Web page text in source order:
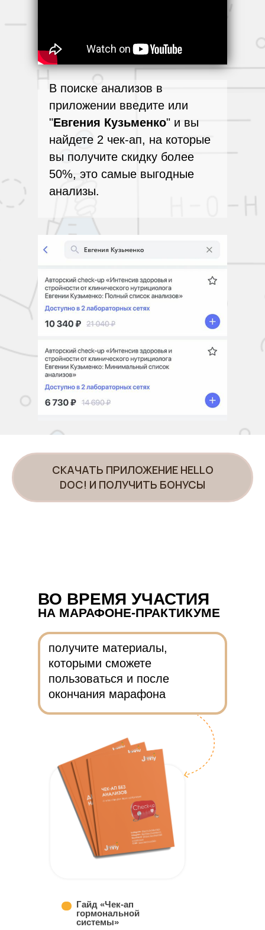
В поиске анализов в
приложении введите или
"Евгения Кузьменко" и вы
найдете 2 чек-ап, на которые
вы получите скидку более
50%, это самые выгодные
анализы.
СКАЧАТЬ ПРИЛОЖЕНИЕ HELLO
DOC! И ПОЛУЧИТЬ БОНУСЫ
Гайд «Чек-ап
гормональной
системы»
получите материалы,
которыми сможете
пользоваться и после
окончания марафона
ВО ВРЕМЯ УЧАСТИЯ
НА МАРАФОНЕ-ПРАКТИКУМЕ